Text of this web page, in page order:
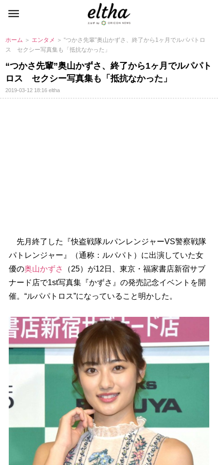
ホーム ＞ エンタメ ＞ “つかさ先輩”奥山かずさ、終了から1ヶ月でルパパトロ
ス セクシー写真集も「抵抗なかった」
“つかさ先輩”奥山かずさ、終了から1ヶ月でルパパト
ロス セクシー写真集も「抵抗なかった」
2019-03-12 18:16eltha
先月終了した『快盗戦隊ルパンレンジャーVS警察戦隊
パトレンジャー』（通称：ルパパト）に出演していた女
優の奥山かずさ
（25）が12日、東京・福家書店新宿サブ
ナード店で1st写真集『かずさ』の発売記念イベントを開
催。“ルパパトロス”になっていること明かした。